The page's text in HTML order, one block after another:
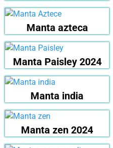
Manta azteca
Manta Paisley 2024
Manta india
Manta zen 2024